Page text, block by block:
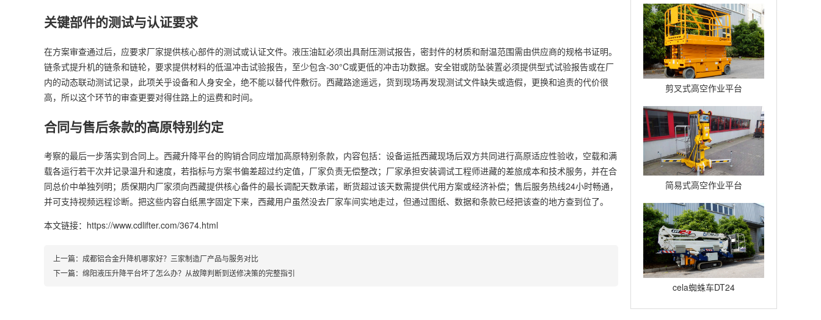
剪叉式高空作业平台
Compact12
简易式高空作业平台
Quickup7
cela蜘蛛车DT24
关键部件的测试与认证要求
在方案审查通过后，应要求厂家提供核心部件的测试或认证文件。液压油缸必须出具耐压测试报告，密封件的材质和耐温范围需由供应商的规格书证明。
链条式提升机的链条和链轮，要求提供材料的低温冲击试验报告，至少包含-30°C或更低的冲击功数据。安全钳或防坠装置必须提供型式试验报告或在厂
内的动态联动测试记录，此项关乎设备和人身安全，绝不能以替代件敷衍。西藏路途遥远，货到现场再发现测试文件缺失或造假，更换和追责的代价很
高，所以这个环节的审查更要对得住路上的运费和时间。
合同与售后条款的高原特别约定
考察的最后一步落实到合同上。西藏升降平台的购销合同应增加高原特别条款，内容包括：设备运抵西藏现场后双方共同进行高原适应性验收，空载和满
载各运行若干次并记录温升和速度，若指标与方案书偏差超过约定值，厂家负责无偿整改；厂家承担安装调试工程师进藏的差旅成本和技术服务，并在合
同总价中单独列明；质保期内厂家须向西藏提供核心备件的最长调配天数承诺，断货超过该天数需提供代用方案或经济补偿；售后服务热线24小时畅通，
并可支持视频远程诊断。把这些内容白纸黑字固定下来，西藏用户虽然没去厂家车间实地走过，但通过图纸、数据和条款已经把该查的地方查到位了。
本文链接：https://www.cdlifter.com/3674.html
上一篇： 成都铝合金升降机哪家好？三家制造厂产品与服务对比
下一篇： 绵阳液压升降平台坏了怎么办？从故障判断到送修决策的完整指引